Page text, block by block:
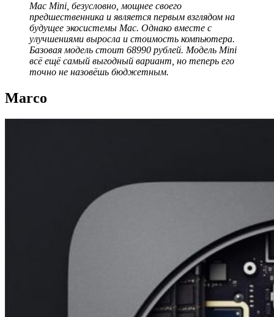
Mac Mini , безусловно, мощнее своего
предшественника и является первым взглядом на
будущее экосистемы Mac. Однако вместе с
улучшениями выросла и стоимость компьютера.
Базовая модель стоит 68990 рублей. Модель Mini
всё ещё самый выгодный вариант, но теперь его
точно не назовёшь бюджетным.
Marco